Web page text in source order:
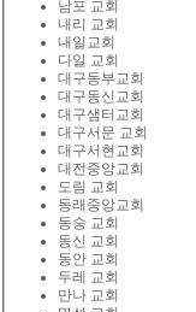
남포 교회
내리 교회
내일교회
다일 교회
대구동부교회
대구동신교회
대구샘터교회
대구서문 교회
대구서현교회
대전중앙교회
도림 교회
동래중앙교회
동숭 교회
동신 교회
동안 교회
두레 교회
만나 교회